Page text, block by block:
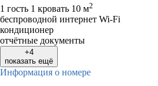
1 гость 1 кровать 10 м2
беспроводной интернет Wi-Fi
кондиционер
отчётные документы
+4
показать ещё
Информация о номере